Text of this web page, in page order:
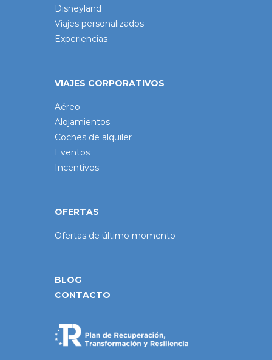
Disneyland
Viajes personalizados
Experiencias
VIAJES CORPORATIVOS
Aéreo
Alojamientos
Coches de alquiler
Eventos
Incentivos
OFERTAS
Ofertas de último momento
BLOG
CONTACTO